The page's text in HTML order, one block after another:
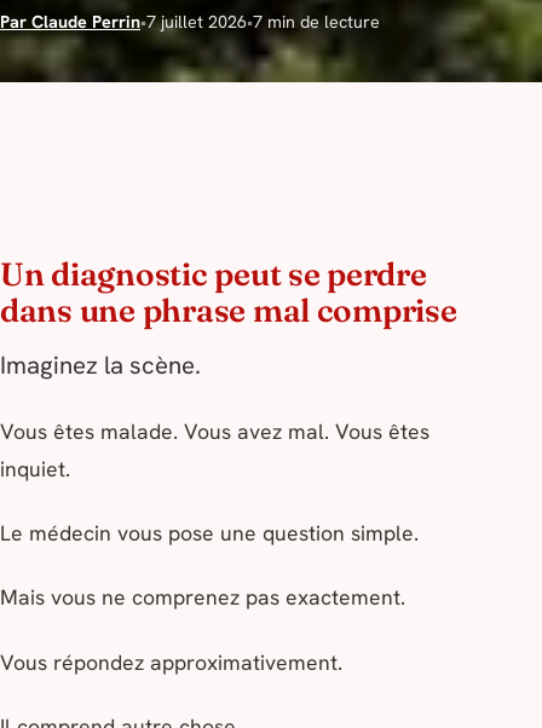
Par Claude Perrin•7 juillet 2026•7 min de lecture
Un diagnostic peut se perdre
dans une phrase mal comprise
Imaginez la scène.
Vous êtes malade. Vous avez mal. Vous êtes
inquiet.
Le médecin vous pose une question simple.
Mais vous ne comprenez pas exactement.
Vous répondez approximativement.